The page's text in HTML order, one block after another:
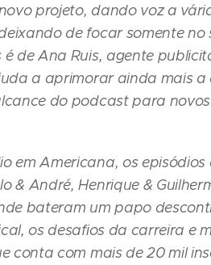
projeto, dando voz a
de focar somente no
de Ana Ruis, agente
a aprimorar ainda mais
do podcast para
em Americana, os
& André, Henrique &
bateram um papo
os desafios da carreira e
conta com mais de 20 mil